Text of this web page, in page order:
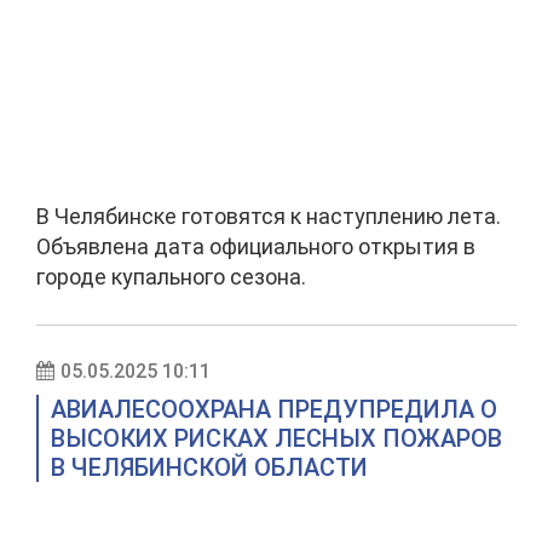
В Челябинске готовятся к наступлению лета.
Объявлена дата официального открытия в
городе купального сезона.
05.05.2025 10:11
АВИАЛЕСООХРАНА ПРЕДУПРЕДИЛА О
ВЫСОКИХ РИСКАХ ЛЕСНЫХ ПОЖАРОВ
В ЧЕЛЯБИНСКОЙ ОБЛАСТИ